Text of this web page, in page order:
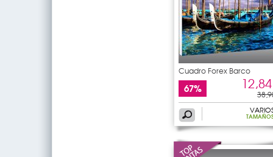
Cuadro Forex Barco
67%